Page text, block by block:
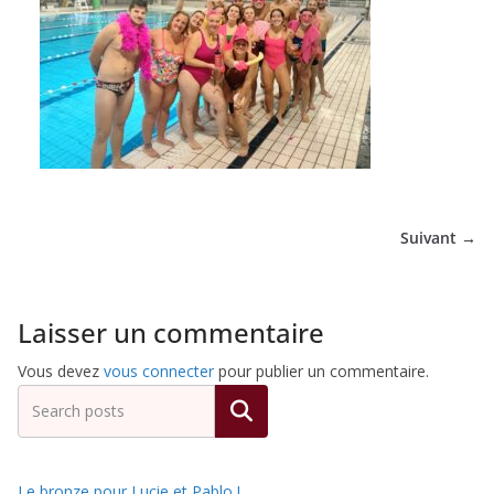
de
Hockey
Subaquatique
Pessac
Suivant →
Laisser un commentaire
Vous devez vous connecter pour publier un commentaire.
Rechercher